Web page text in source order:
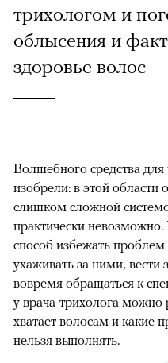
трихологом и
облысения и
здоровье волос
Волшебного средства для
изобрели: в этой области
слишком сложной
практически
способ избежать
ухаживать за ними,
вовремя обращаться к
у врача-трихолога можно
хватает волосам и какие
нельзя выполнять.